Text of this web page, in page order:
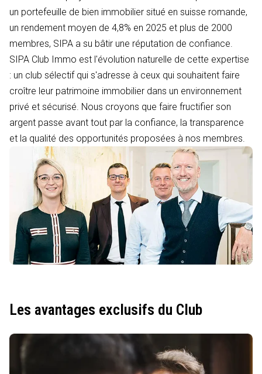
un portefeuille de bien immobilier situé en suisse romande,
un rendement moyen de 4,8% en 2025 et plus de 2000
membres, SIPA a su bâtir une réputation de confiance.
SIPA Club Immo est l'évolution naturelle de cette expertise
: un club sélectif qui s'adresse à ceux qui souhaitent faire
croître leur patrimoine immobilier dans un environnement
privé et sécurisé. Nous croyons que faire fructifier son
argent passe avant tout par la confiance, la transparence
et la qualité des opportunités proposées à nos membres.
Les avantages exclusifs du Club